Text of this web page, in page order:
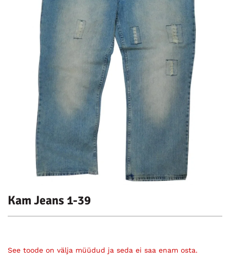
Kam Jeans 1-39
See toode on välja müüdud ja seda ei saa enam osta.